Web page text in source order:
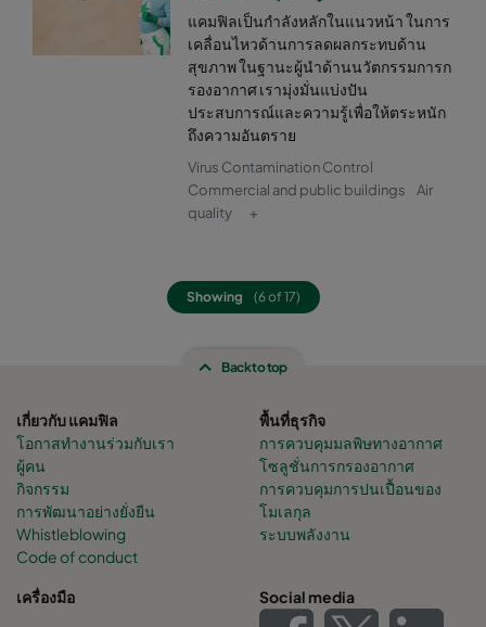
แคมฟิลเป็นกำลังหลักในแนวหน้า ในการ
เคลื่อนไหวด้านการลดผลกระทบด้าน
สุขภาพ ในฐานะผู้นำด้านนวัตกรรมการก
รองอากาศ เรามุ่งมั่นแบ่งปัน
ประสบการณ์และความรู้เพื่อให้ตระหนัก
ถึงความอันตราย
Virus Contamination Control
Commercial and public buildings
Air
quality
+
Showing (6 of 17)
Back to top
เกี่ยวกับ แคมฟิล
โอกาสทำงานร่วมกับเรา
ผู้คน
กิจกรรม
การพัฒนาอย่างยั่งยืน
Whistleblowing
Code of conduct
พื้นที่ธุรกิจ
การควบคุมมลพิษทางอากาศ
โซลูชั่นการกรองอากาศ
การควบคุมการปนเปื้อนของ
โมเลกุล
ระบบพลังงาน
เครื่องมือ Social media